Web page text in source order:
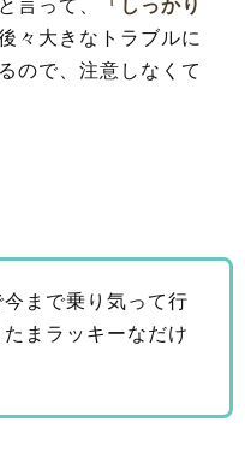
言って、
「しっかり
々大きなトラブルに
ので、注意しなくて
今まで乗り気って行
まラッキーなだけ